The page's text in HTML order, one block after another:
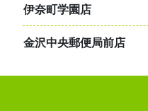
伊奈町学園店
金沢中央郵便局前店